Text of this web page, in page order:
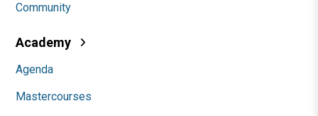
Community
Academy
Agenda
Mastercourses